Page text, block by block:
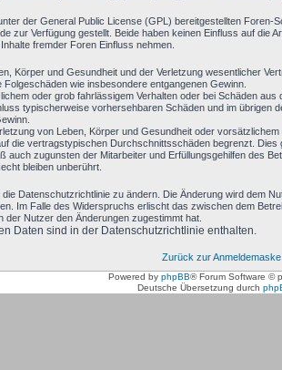
der General Public License (GPL) bereitgestellten
zur Verfügung gestellt. Beide haben keinen Einfluss auf die
fremder Foren Einfluss nehmen.
Körper und Gesundheit und der Verletzung wesentlicher
wie insbesondere entgangenen Gewinn.
oder grob fahrlässigem Verhalten oder bei Schäden
typischerweise vorhersehbaren Schäden und im
von Leben, Körper und Gesundheit oder
die vertragstypischen Durchschnittsschäden begrenzt. Dies
zugunsten der Mitarbeiter und Erfüllungsgehilfen des
bleiben unberührt.
Datenschutzrichtlinie zu ändern. Die Änderung wird dem
Im Falle des Widerspruchs erlischt das zwischen dem
Nutzer den Änderungen zugestimmt hat.
Daten sind in der Datenschutzrichtlinie enthalten.
Zurück zur Anmeldemaske
Powered by phpBB® Forum Software ©
Deutsche Übersetzung durch